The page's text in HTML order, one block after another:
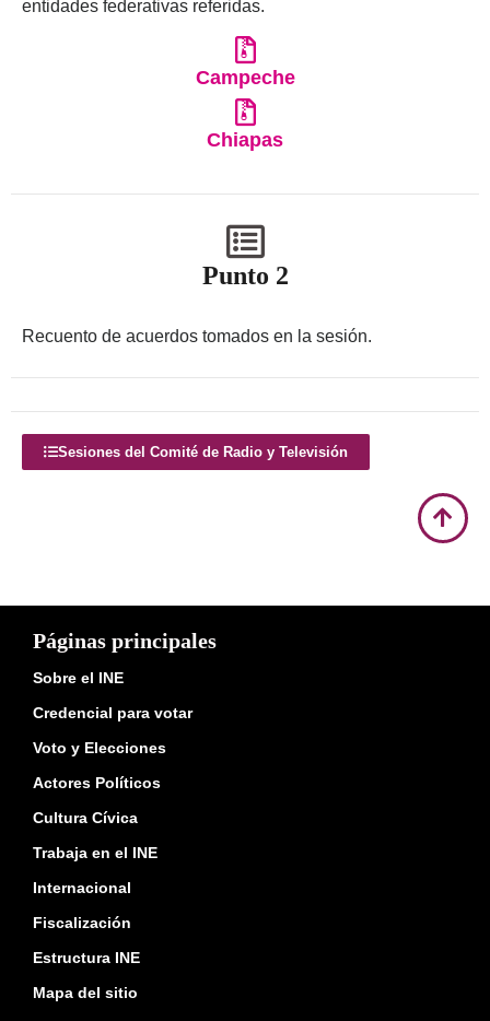
entidades federativas referidas.
Campeche
Chiapas
Punto 2
Recuento de acuerdos tomados en la sesión.
Sesiones del Comité de Radio y Televisión
Páginas principales
Sobre el INE
Credencial para votar
Voto y Elecciones
Actores Políticos
Cultura Cívica
Trabaja en el INE
Internacional
Fiscalización
Estructura INE
Mapa del sitio